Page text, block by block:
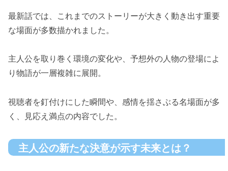
最新話では、これまでのストーリーが大きく動き出す重要
な場面が多数描かれました。
主人公を取り巻く環境の変化や、予想外の人物の登場によ
り物語が一層複雑に展開。
視聴者を釘付けにした瞬間や、感情を揺さぶる名場面が多
く、見応え満点の内容でした。
主人公の新たな決意が示す未来とは？